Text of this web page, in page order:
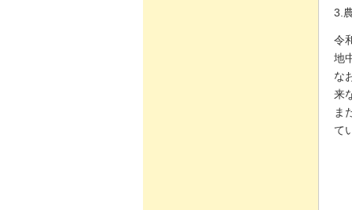
3.
令
地
な
来
ま
て